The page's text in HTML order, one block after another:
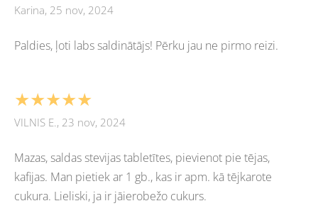
Karina, 25 nov, 2024
Paldies, ļoti labs saldinātājs! Pērku jau ne pirmo reizi.
★★★★★
VILNIS E., 23 nov, 2024
Mazas, saldas stevijas tabletītes, pievienot pie tējas,
kafijas. Man pietiek ar 1 gb., kas ir apm. kā tējkarote
cukura. Lieliski, ja ir jāierobežo cukurs.